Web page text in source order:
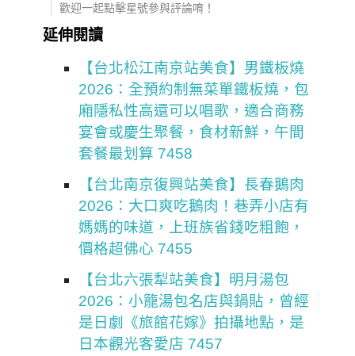
歡迎一起點擊星號參與評論唷！
延伸閱讀
【台北松江南京站美食】男鐵板燒
2026：全預約制無菜單鐵板燒，包
廂隱私性高還可以唱歌，適合商務
宴會或慶生聚餐，食材新鮮，午間
套餐最划算 7458
【台北南京復興站美食】長春鵝肉
2026：大口爽吃鵝肉！巷弄小店有
媽媽的味道，上班族省錢吃粗飽，
價格超佛心 7455
【台北六張犁站美食】明月湯包
2026：小籠湯包名店與鍋貼，曾經
是日劇《旅館花嫁》拍攝地點，是
日本觀光客愛店 7457